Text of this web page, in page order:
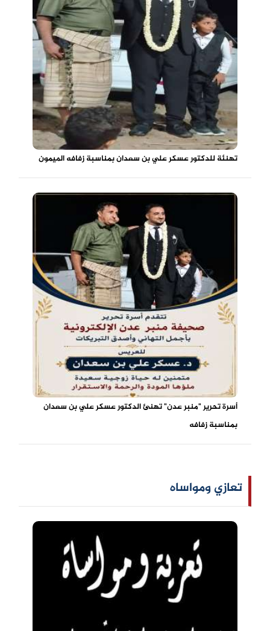
تهنئة للدكتور عسكر علي بن سعدان بمناسبة زفافه الميمون
أسرة تحرير "منبر عدن" تهنئ الدكتور عسكر علي بن سعدان
بمناسبة زفافه
تعازي ومواساه